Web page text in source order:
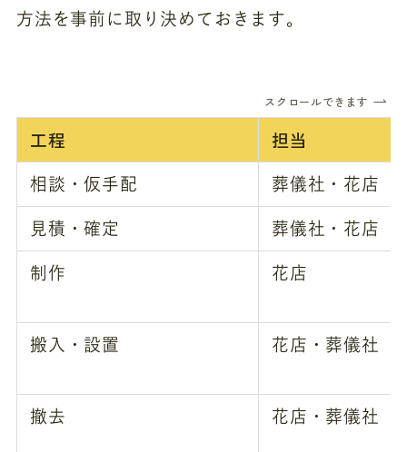
方法を事前に取り決めておきます。
スクロールできます
工程 担当
相談・仮手配 葬儀社・花店
見積・確定 葬儀社・花店
制作 花店
搬入・設置 花店・葬儀社
撤去 花店・葬儀社